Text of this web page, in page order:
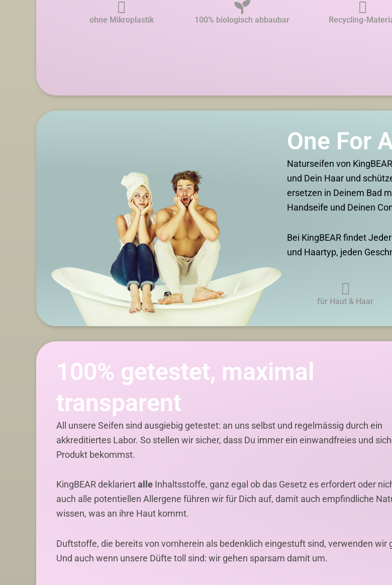
ohne Mikroplastik 100% biologisch abbaubar Recycling-
One For
Naturseifen von
und Dein Haar und
ersetzen in Deinem Bad
Handseife und Deinen
Bei KingBEAR findet
und Haartyp, jeden
für Haut & Haar
100% getestet, maximal
transparent
All unsere Seifen sind ausgiebig getestet: an uns selbst und regelmässig durch ein
akkreditiertes Labor. So stellen wir sicher, dass Du immer ein einwandfreies und
Produkt bekommst.
KingBEAR deklariert alle Inhaltsstoffe, ganz egal ob das Gesetz es erfordert oder
auch alle potentiellen Allergene führen wir für Dich auf, damit auch empfindliche
wissen, was an ihre Haut kommt.
Duftstoffe, die bereits von vornherein als bedenklich eingestuft sind, verwenden wir
Und auch wenn unsere Düfte toll sind: wir gehen sparsam damit um.